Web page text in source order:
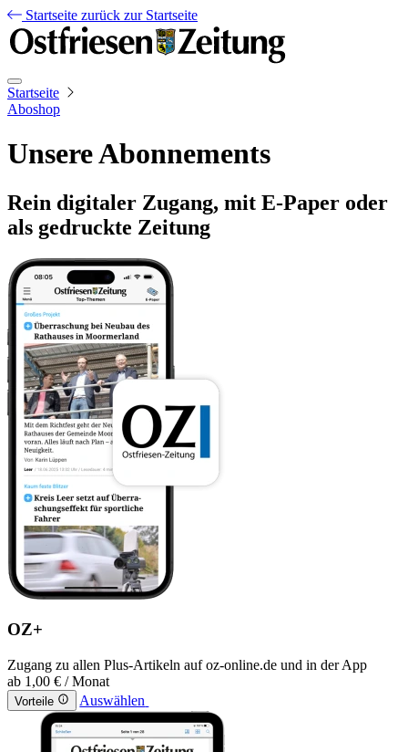
Startseite zurück zur Startseite
Startseite
Aboshop
Unsere Abonnements
Rein digitaler Zugang, mit E-Paper oder
als gedruckte Zeitung
OZ+
Zugang zu allen Plus-Artikeln auf oz-online.de und in der App
ab 1,00 € / Monat
Vorteile Auswählen